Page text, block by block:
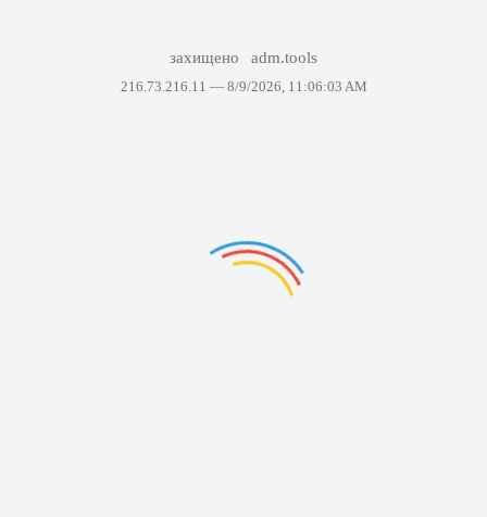
захищено adm.tools
216.73.216.11 — 8/9/2026, 11:06:03 AM